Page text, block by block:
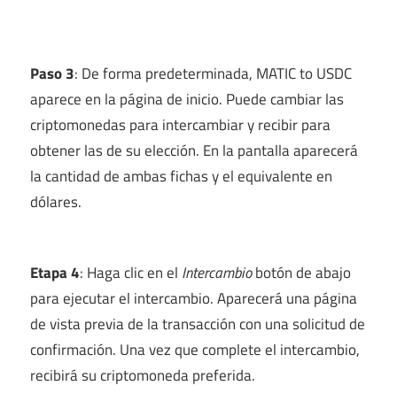
Paso 3: De forma predeterminada, MATIC to USDC
aparece en la página de inicio. Puede cambiar las
criptomonedas para intercambiar y recibir para
obtener las de su elección. En la pantalla aparecerá
la cantidad de ambas fichas y el equivalente en
dólares.
Etapa 4: Haga clic en el Intercambiobotón de abajo
para ejecutar el intercambio. Aparecerá una página
de vista previa de la transacción con una solicitud de
confirmación. Una vez que complete el intercambio,
recibirá su criptomoneda preferida.